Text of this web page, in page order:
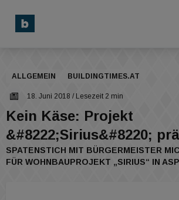
ALLGEMEIN BUILDINGTIMES.AT
18. Juni 2018 / Lesezeit 2 min
Kein Käse: Projekt
&#8222;Sirius&#8220;
SPATENSTICH MIT BÜRGERMEISTER
FÜR WOHNBAUPROJEKT „SIRIUS“ IN